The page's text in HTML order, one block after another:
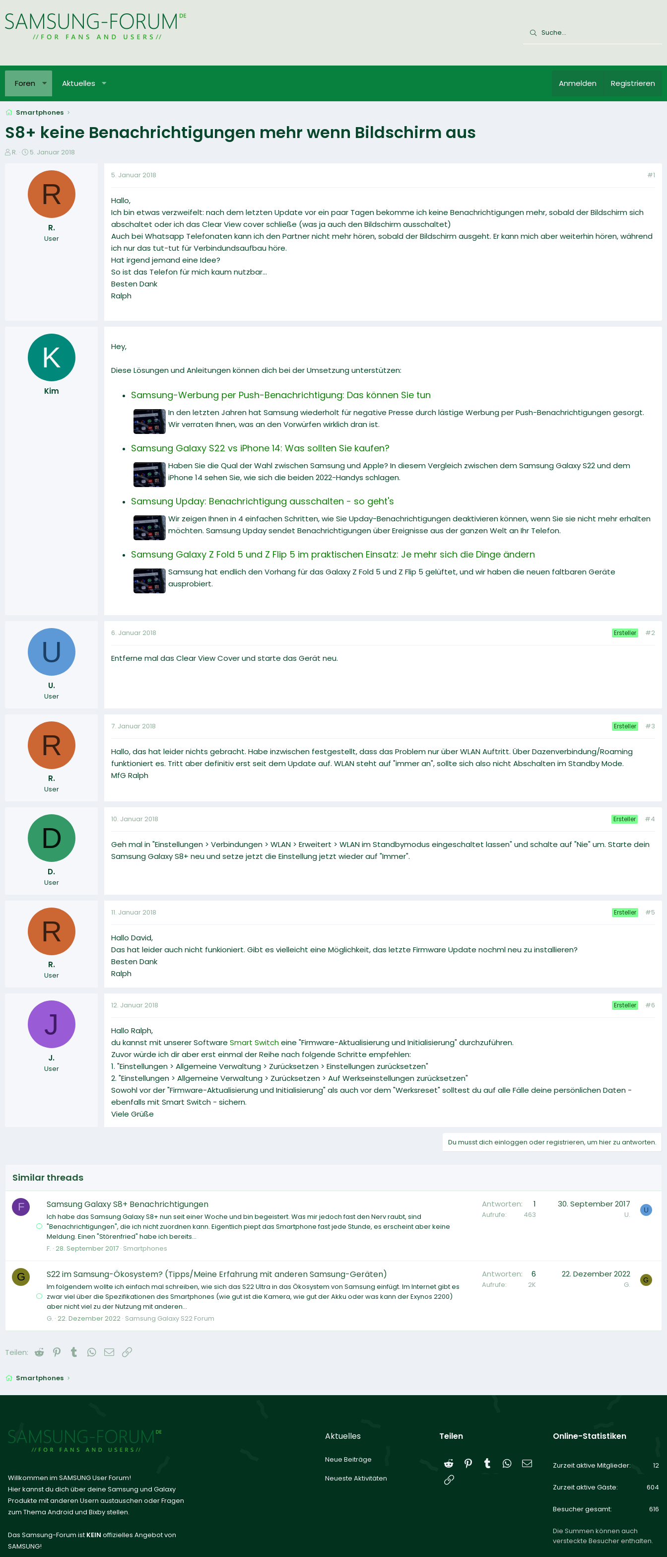
Foren Aktuelles Anmelden Registrieren
Smartphones
S8+ keine Benachrichtigungen mehr wenn Bildschirm aus
E
R.
E
t
l
5. Januar 2018
R
R.
User
5. Januar 2018 #1
Hallo,
Ich bin etwas verzweifelt: nach dem letzten Update vor ein paar Tagen bekomme ich keine Benachrichtigungen mehr, sobald der Bildschirm sich
abschaltet oder ich das Clear View cover schließe (was ja auch den Bildschirm ausschaltet)
Auch bei Whatsapp Telefonaten kann ich den Partner nicht mehr hören, sobald der Bildschirm ausgeht. Er kann mich aber weiterhin hören, während
ich nur das tut-tut für Verbindundsaufbau höre.
Hat irgend jemand eine Idee?
So ist das Telefon für mich kaum nutzbar...
Besten Dank
Ralph
K
Kim
Hey,
Diese Lösungen und Anleitungen können dich bei der Umsetzung unterstützen:
Samsung-Werbung per Push-Benachrichtigung: Das können Sie tun
In den letzten Jahren hat Samsung wiederholt für negative Presse durch lästige Werbung per Push-Benachrichtigungen gesorgt.
Wir verraten Ihnen, was an den Vorwürfen wirklich dran ist.
Samsung Galaxy S22 vs iPhone 14: Was sollten Sie kaufen?
Haben Sie die Qual der Wahl zwischen Samsung und Apple? In diesem Vergleich zwischen dem Samsung Galaxy S22 und dem
iPhone 14 sehen Sie, wie sich die beiden 2022-Handys schlagen.
Samsung Upday: Benachrichtigung ausschalten - so geht's
Wir zeigen Ihnen in 4 einfachen Schritten, wie Sie Upday-Benachrichtigungen deaktivieren können, wenn Sie sie nicht mehr erhalten
möchten. Samsung Upday sendet Benachrichtigungen über Ereignisse aus der ganzen Welt an Ihr Telefon.
Samsung Galaxy Z Fold 5 und Z Flip 5 im praktischen Einsatz: Je mehr sich die Dinge ändern
Samsung hat endlich den Vorhang für das Galaxy Z Fold 5 und Z Flip 5 gelüftet, und wir haben die neuen faltbaren Geräte
ausprobiert.
U
U.
User
6. Januar 2018 Ersteller #2
Entferne mal das Clear View Cover und starte das Gerät neu.
R
R.
User
7. Januar 2018 Ersteller #3
Hallo, das hat leider nichts gebracht. Habe inzwischen festgestellt, dass das Problem nur über WLAN Auftritt. Über Dazenverbindung/Roaming
funktioniert es. Tritt aber definitiv erst seit dem Update auf. WLAN steht auf "immer an", sollte sich also nicht Abschalten im Standby Mode.
MfG Ralph
D
D.
User
10. Januar 2018 Ersteller #4
Geh mal in "Einstellungen > Verbindungen > WLAN > Erweitert > WLAN im Standbymodus eingeschaltet lassen" und schalte auf "Nie" um. Starte dein
Samsung Galaxy S8+ neu und setze jetzt die Einstellung jetzt wieder auf "Immer".
R
R.
User
11. Januar 2018 Ersteller #5
Hallo David,
Das hat leider auch nicht funkioniert. Gibt es vielleicht eine Möglichkeit, das letzte Firmware Update nochml neu zu installieren?
Besten Dank
Ralph
J
J.
User
12. Januar 2018 Ersteller #6
Hallo Ralph,
du kannst mit unserer Software Smart Switch eine "Firmware-Aktualisierung und Initialisierung" durchzuführen.
Zuvor würde ich dir aber erst einmal der Reihe nach folgende Schritte empfehlen:
1. "Einstellungen > Allgemeine Verwaltung > Zurücksetzen > Einstellungen zurücksetzen"
2. "Einstellungen > Allgemeine Verwaltung > Zurücksetzen > Auf Werkseinstellungen zurücksetzen"
Sowohl vor der "Firmware-Aktualisierung und Initialisierung" als auch vor dem "Werksreset" solltest du auf alle Fälle deine persönlichen Daten -
ebenfalls mit Smart Switch - sichern.
Viele Grüße
Du musst dich einloggen oder registrieren, um hier zu antworten.
Similar threads
F Samsung Galaxy S8+ Benachrichtigungen
Ich habe das Samsung Galaxy S8+ nun seit einer Woche und bin begeistert. Was mir jedoch fast den Nerv raubt, sind
"Benachrichtigungen", die ich nicht zuordnen kann. Eigentlich piept das Smartphone fast jede Stunde, es erscheint aber keine
Meldung. Einen "Störenfried" habe ich bereits...
F. 28. September 2017 Smartphones
Antworten 1
Aufrufe 463
30. September 2017
U. U
G S22 im Samsung-Ökosystem? (Tipps/Meine Erfahrung mit anderen Samsung-Geräten)
Im folgendem wollte ich einfach mal schreiben, wie sich das S22 Ultra in das Ökosystem von Samsung einfügt. Im Internet gibt es
zwar viel über die Spezifikationen des Smartphones (wie gut ist die Kamera, wie gut der Akku oder was kann der Exynos 2200)
aber nicht viel zu der Nutzung mit anderen...
G. 22. Dezember 2022 Samsung Galaxy S22 Forum
Antworten 6
Aufrufe 2K
22. Dezember 2022
G. G
Teilen: Reddit PinterestTumblrWhatsApp
E-Mail
Smartphones
Willkommen im SAMSUNG User Forum!
Hier kannst du dich über deine Samsung und Galaxy
Produkte mit anderen Usern austauschen oder Fragen
zum Thema Android und Bixby stellen.
Das Samsung-Forum ist KEIN offizielles Angebot von
SAMSUNG!
Aktuelles
Neue Beiträge
Neueste Aktivitäten
Teilen
Reddit Pinterest
Tumblr WhatsApp
E-Mail
Online-Statistiken
Zurzeit aktive Mitglieder 12
Zurzeit aktive Gäste 604
Besucher gesamt 616
Die Summen können auch
versteckte Besucher enthalten.